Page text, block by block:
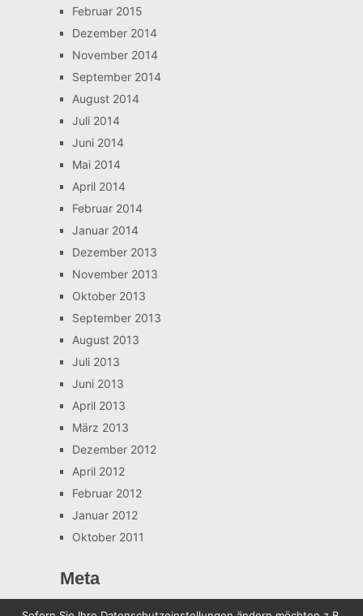
Februar 2015
Dezember 2014
November 2014
September 2014
August 2014
Juli 2014
Juni 2014
Mai 2014
April 2014
Februar 2014
Januar 2014
Dezember 2013
November 2013
Oktober 2013
September 2013
August 2013
Juli 2013
Juni 2013
April 2013
März 2013
Dezember 2012
April 2012
Februar 2012
Januar 2012
Oktober 2011
Meta